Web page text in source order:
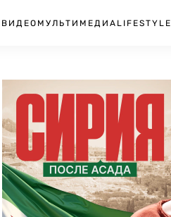
ВИДЕО МУЛЬТИМЕДИА LIFESTYLE